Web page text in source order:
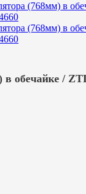
обечайке /